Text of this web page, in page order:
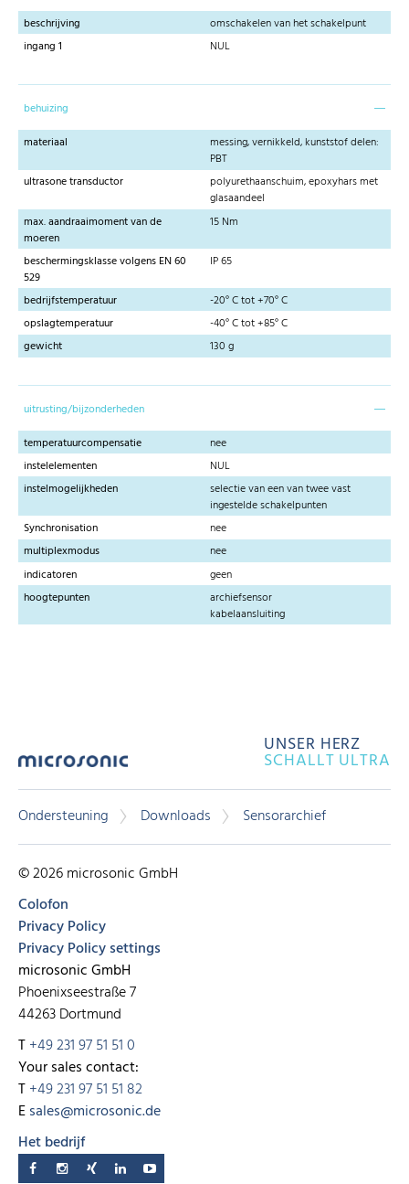
beschrijving
omschakelen van het schakelpunt
ingang 1
NUL
behuizing
materiaal
messing, vernikkeld, kunststof delen:
PBT
ultrasone transductor
polyurethaanschuim, epoxyhars met
glasaandeel
max. aandraaimoment van de
moeren
15 Nm
beschermingsklasse volgens EN 60
529
IP 65
bedrijfstemperatuur
-20° C tot +70° C
opslagtemperatuur
-40° C tot +85° C
gewicht
130 g
uitrusting/bijzonderheden
temperatuurcompensatie
nee
instelelementen
NUL
instelmogelijkheden
selectie van een van twee vast
ingestelde schakelpunten
Synchronisation
nee
multiplexmodus
nee
indicatoren
geen
hoogtepunten
archiefsensor
kabelaansluiting
UNSER HERZ
SCHALLT ULTRA
Ondersteuning Downloads Sensorarchief
© 2026 microsonic GmbH
Colofon
Privacy Policy
Privacy Policy settings
microsonic GmbH
Phoenixseestraße 7
44263 Dortmund
T+49 231 97 51 51 0
Your sales contact:
T+49 231 97 51 51 82
Esales@microsonic.de
Het bedrijf